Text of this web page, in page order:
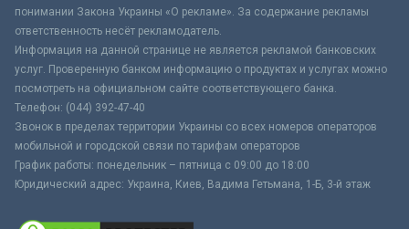
понимании Закона Украины «О рекламе». За содержание рекламы
ответственность несёт рекламодатель.
Информация на данной странице не является рекламой банковских
услуг. Проверенную банком информацию о продуктах и услугах можно
посмотреть на официальном сайте соответствующего банка.
Телефон: (044) 392-47-40
Звонок в пределах территории Украины со всех номеров операторов
мобильной и городской связи по тарифам операторов
График работы: понедельник – пятница с 09:00 до 18:00
Юридический адрес: Украина, Киев, Вадима Гетьмана, 1-Б, 3-й этаж